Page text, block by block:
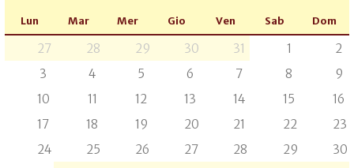
Lun Mar Mer Gio Ven Sab Dom
27 28 29 30 31 1
2
3
4 5 6 7 8
9
10
11 12 13 14 15
16
17
18 19 20 21 22
23
24
25 26 27 28 29
30